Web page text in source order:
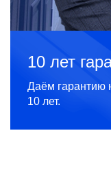
10 лет
Даём гарантию
10 лет.